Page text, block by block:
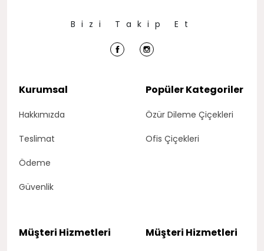
Kurumsal
Hakkımızda
Teslimat
Ödeme
Güvenlik
Popüler Kategoriler
Özür Dileme Çiçekleri
Ofis Çiçekleri
Bizi Takip Et
Müşteri Hizmetleri Müşteri Hizmetleri